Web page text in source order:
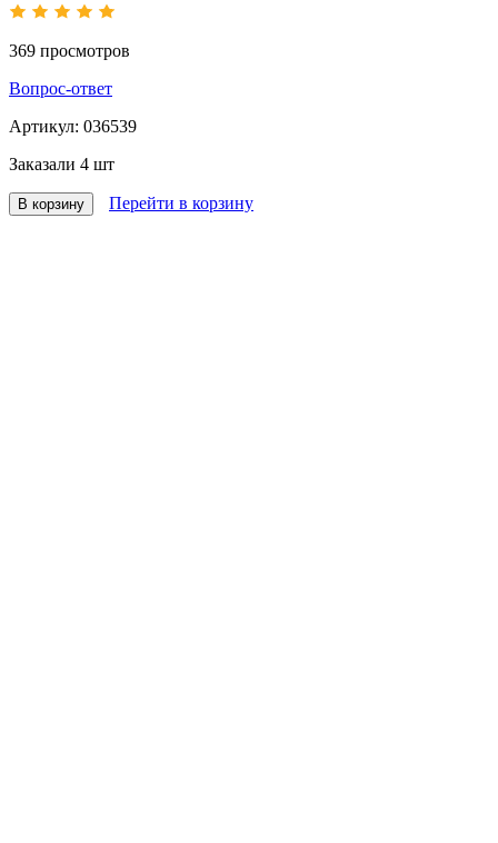
369 просмотров
Вопрос-ответ
Артикул: 036539
Заказали 4 шт
В корзину Перейти в корзину